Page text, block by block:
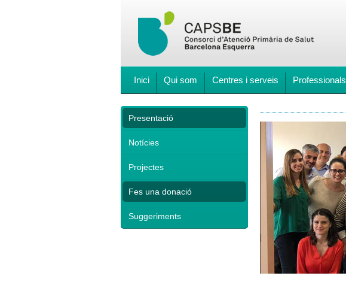
Inici Qui som Centres i serveis Professionals
Presentació
Notícies
Projectes
Fes una donació
Suggeriments